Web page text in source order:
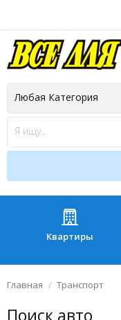
Квартиры
Главная Транспорт
Поиск авто